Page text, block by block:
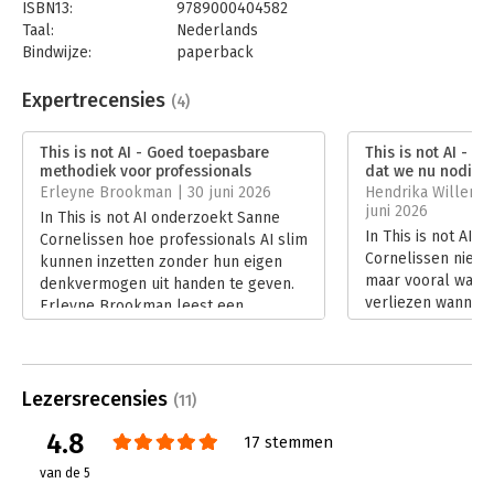
ISBN13:
9789000404582
Taal:
Nederlands
Bindwijze:
paperback
Uitgever:
Unieboek | Het Spectrum
Verschijningsdatum:
Hoofdrubriek: Algemeen management
Expertrecensies (4)
This is not AI - Goed toepasbare
methodiek voor professionals
Erleyne Brookman | 30 juni 2026
In This is not AI onderzoekt Sanne
Cornelissen hoe professionals AI slim
kunnen inzetten zonder hun eigen
denkvermogen uit handen te geven.
Erleyne Brookman leest een
zonder de menselijke maat te
Lees verder
This is not AI -
dat we nu nodig
Hendrika
juni 2026
In This is not AI
Cornelissen niet
maar vooral wat
verliezen
steeds meer
Vreugdenhil
Lezersrecensies (11)
4.8
van de 5
17 stemmen